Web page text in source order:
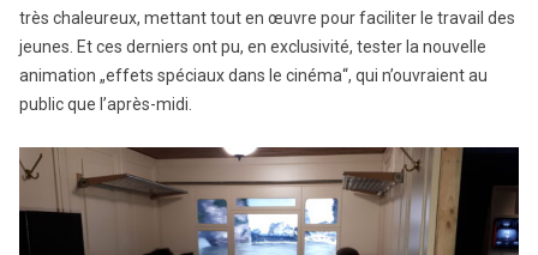
très chaleureux, mettant tout en œuvre pour faciliter le travail des
jeunes. Et ces derniers ont pu, en exclusivité, tester la nouvelle
animation „effets spéciaux dans le cinéma“, qui n’ouvraient au
public que l’après-midi.